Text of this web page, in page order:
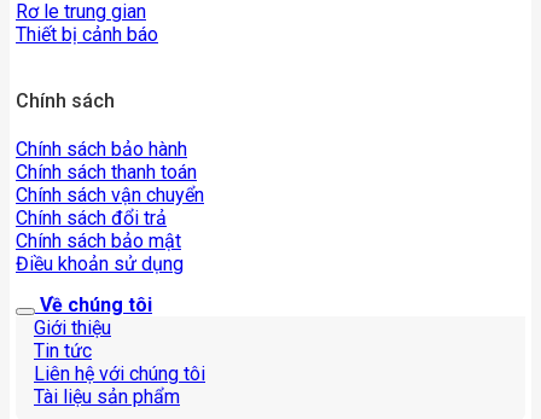
Rơ le trung gian
Thiết bị cảnh báo
Chính sách
Chính sách bảo hành
Chính sách thanh toán
Chính sách vận chuyển
Chính sách đổi trả
Chính sách bảo mật
Điều khoản sử dụng
Về chúng tôi
Giới thiệu
Tin tức
Liên hệ với chúng tôi
Tài liệu sản phẩm